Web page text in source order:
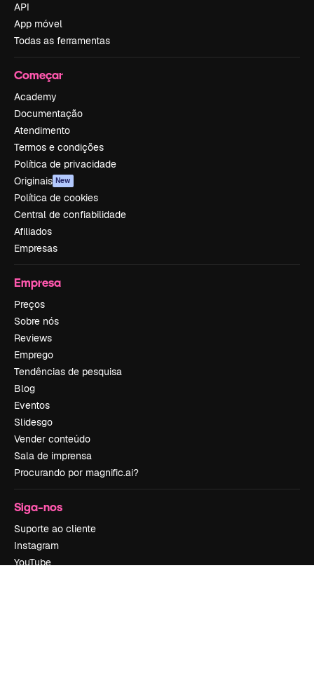
API
App móvel
Todas as ferramentas
Começar
Academy
Documentação
Atendimento
Termos e condições
Política de privacidade
Originais New
Política de cookies
Central de confiabilidade
Afiliados
Empresas
Empresa
Preços
Sobre nós
Reviews
Emprego
Tendências de pesquisa
Blog
Eventos
Slidesgo
Vender conteúdo
Sala de imprensa
Procurando por magnific.ai?
Siga-nos
Suporte ao cliente
Instagram
YouTube